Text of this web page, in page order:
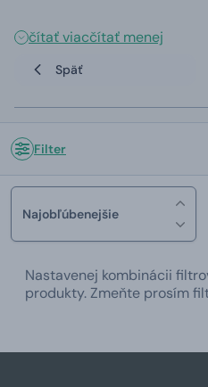
čítať viacčítať menej
Späť
Filter
Najobľúbenejšie
Nastavenej kombinácii
produkty. Zmeňte prosím